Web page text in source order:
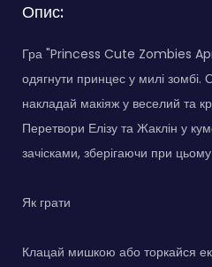
Опис:
Гра "Princess Cute Zombies
одягнути принцес у милі зомбі.
накладай макіяж у веселий та
Перетвори Елізу та Жаклін у
зачісками, зберігаючи при цьому
Як грати
Клацай мишкою або торкайся